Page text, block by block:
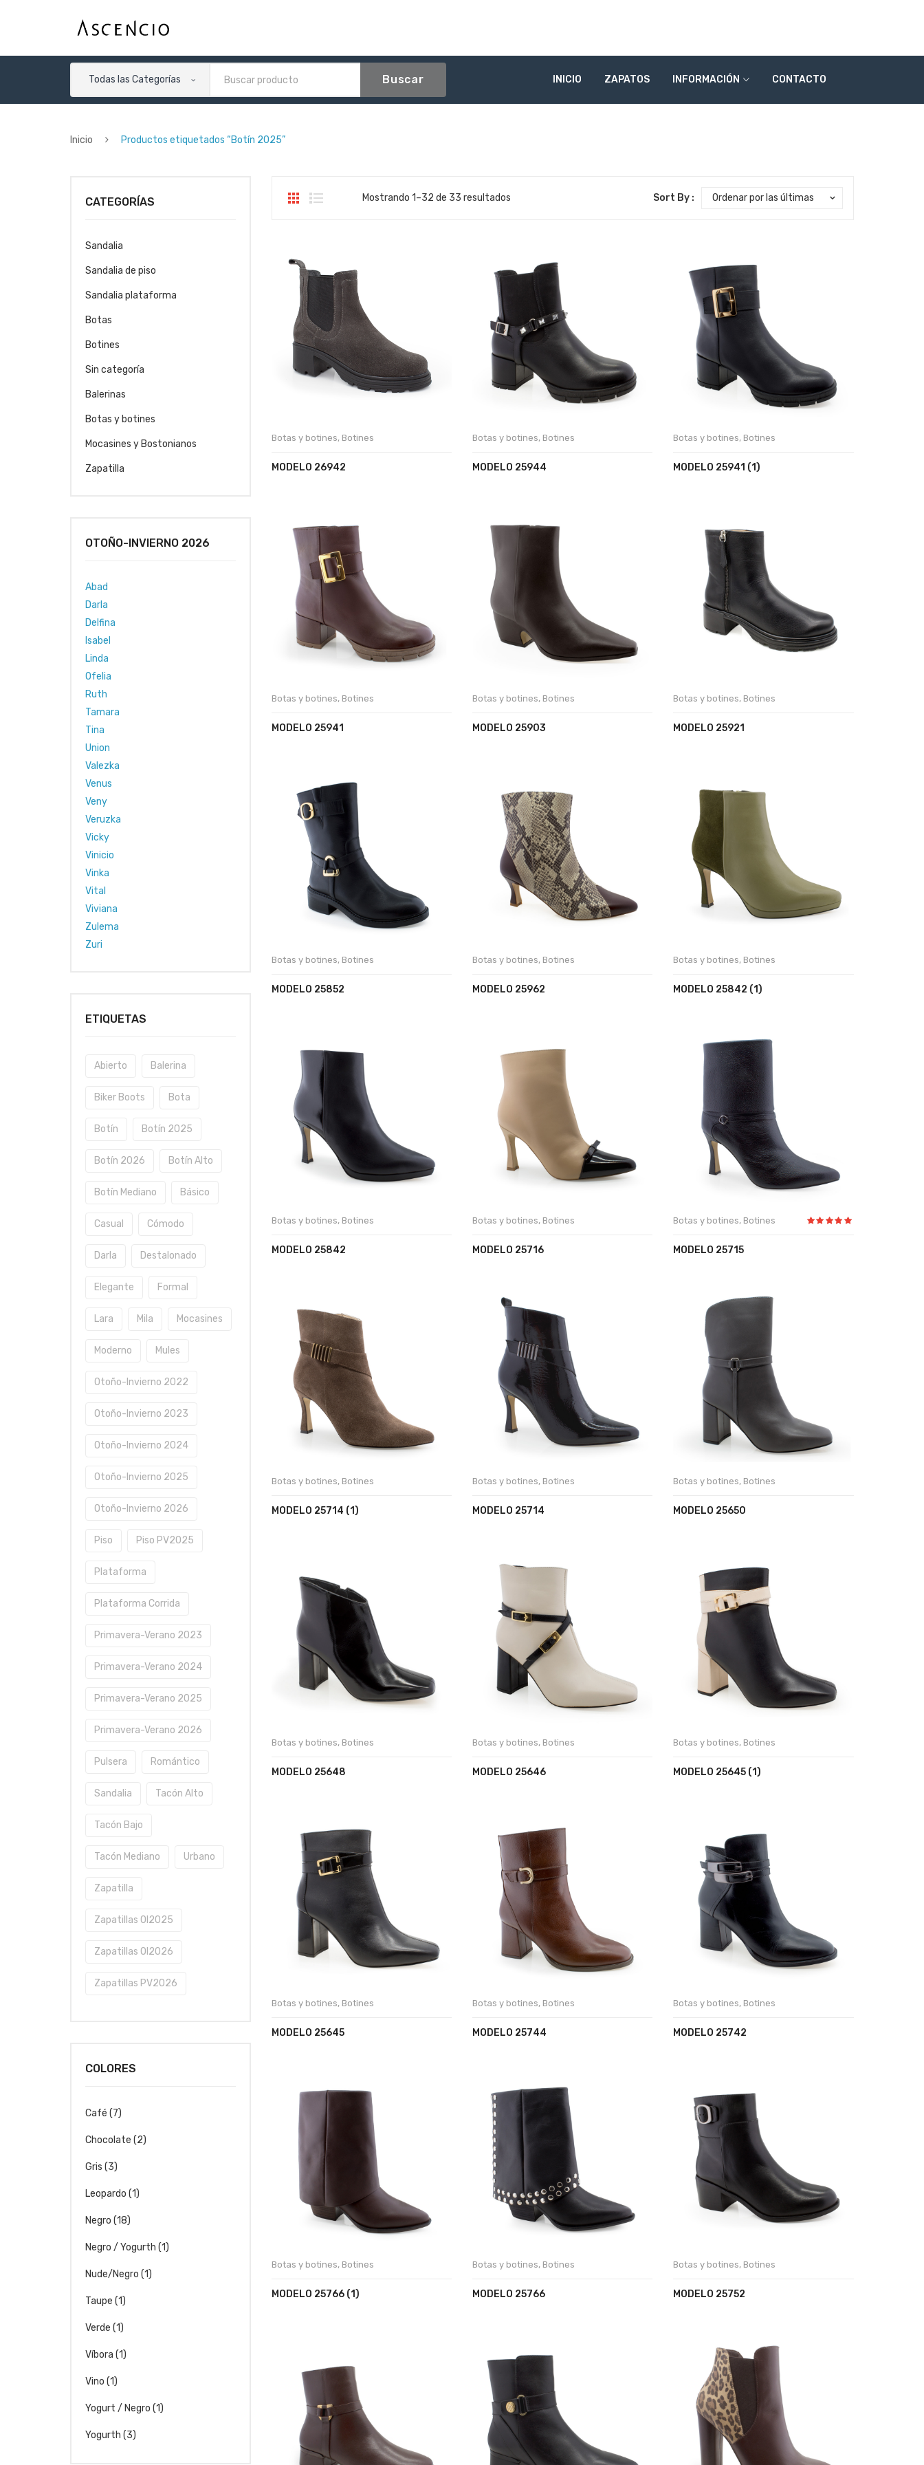
Todas las Categorías Buscar INICIO ZAPATOS INFORMACIÓN CONTACTO
Inicio Productos etiquetados “Botín 2025”
Mostrando 1–32 de 33 resultadosSorted
Sort By : Ordenar por las últimas
Botas y botines, Botines
MODELO 26942
Botas y botines, Botines
MODELO 25944
Botas y botines, Botines
MODELO 25941 (1)
Botas y botines, Botines
MODELO 25941
Botas y botines, Botines
MODELO 25903
Botas y botines, Botines
MODELO 25921
Botas y botines, Botines
MODELO 25852
Botas y botines, Botines
MODELO 25962
Botas y botines, Botines
MODELO 25842 (1)
Botas y botines, Botines
MODELO 25842
Botas y botines, Botines
MODELO 25716
Botas y botines, Botines
MODELO 25715
Botas y botines, Botines
MODELO 25714 (1)
Botas y botines, Botines
MODELO 25714
Botas y botines, Botines
MODELO 25650
Botas y botines, Botines
MODELO 25648
Botas y botines, Botines
MODELO 25646
Botas y botines, Botines
MODELO 25645 (1)
Botas y botines, Botines
MODELO 25645
Botas y botines, Botines
MODELO 25744
Botas y botines, Botines
MODELO 25742
Botas y botines, Botines
MODELO 25766 (1)
Botas y botines, Botines
MODELO 25766
Botas y botines, Botines
MODELO 25752
CATEGORÍAS
Sandalia
Sandalia de piso
Sandalia plataforma
Botas
Botines
Sin categoría
Balerinas
Botas y botines
Mocasines y Bostonianos
Zapatilla
OTOÑO-INVIERNO 2026
Abad
Darla
Delfina
Isabel
Linda
Ofelia
Ruth
Tamara
Tina
Union
Valezka
Venus
Veny
Veruzka
Vicky
Vinicio
Vinka
Vital
Viviana
Zulema
Zuri
ETIQUETAS
Abierto Balerina
Biker Boots Bota
Botín Botín 2025
Botín 2026 Botín Alto
Botín Mediano Básico
Casual Cómodo
Darla Destalonado
Elegante Formal
Lara Mila Mocasines
Moderno Mules
Otoño-Invierno 2022
Otoño-Invierno 2023
Otoño-Invierno 2024
Otoño-Invierno 2025
Otoño-Invierno 2026
Piso Piso PV2025
Plataforma
Plataforma Corrida
Primavera-Verano 2023
Primavera-Verano 2024
Primavera-Verano 2025
Primavera-Verano 2026
Pulsera Romántico
Sandalia Tacón Alto
Tacón Bajo
Tacón Mediano Urbano
Zapatilla
Zapatillas OI2025
Zapatillas OI2026
Zapatillas PV2026
COLORES
Café (7)
Chocolate (2)
Gris (3)
Leopardo (1)
Negro (18)
Negro / Yogurth (1)
Nude/Negro (1)
Taupe (1)
Verde (1)
Víbora (1)
Vino (1)
Yogurt / Negro (1)
Yogurth (3)